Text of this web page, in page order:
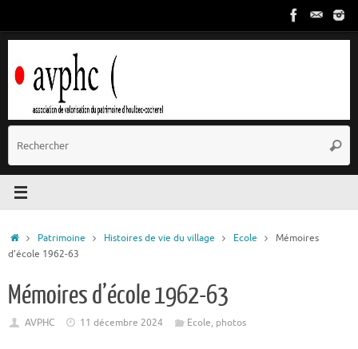
contenu
:
AccueilPatrimoine Histoires de vie du village Ecole
Mémoires
d’école 1962-63
Mémoires d’école 1962-63
AVPHC 11 décembre 2024 Ecole, photos